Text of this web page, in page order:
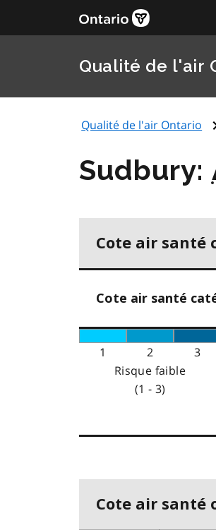
Qualité de l'air
Qualité de l'air Ontario
Sudbury:
Cote air santé
Cote air santé
1 2 3
Risque faible
(1 - 3)
Cote air santé